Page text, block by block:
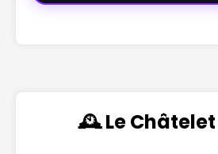
🕰️ Le Châtelet